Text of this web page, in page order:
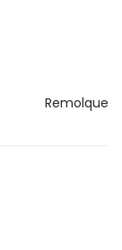
Remolque